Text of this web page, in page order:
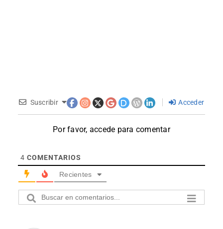
Suscribir Acceder
Por favor, accede para comentar
4 COMENTARIOS
Recientes